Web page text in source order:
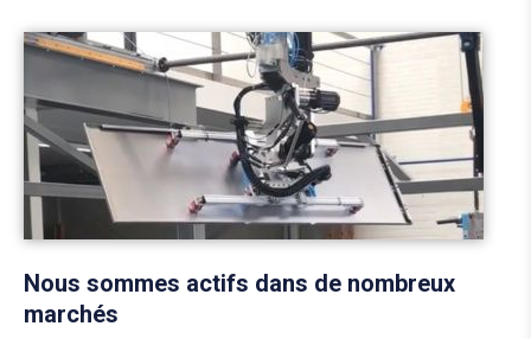
Nous sommes actifs dans de nombreux
marchés